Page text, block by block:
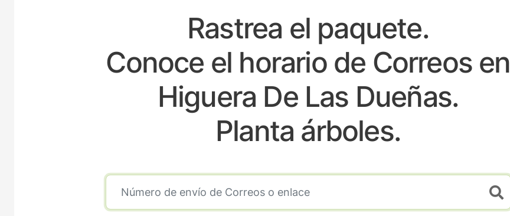
Rastrea el paquete.
Conoce el horario de Correos en
Higuera De Las Dueñas.
Planta árboles.